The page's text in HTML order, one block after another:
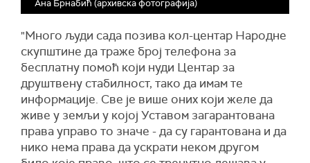
Ана Брнабић (архивска фотографија)
"Много људи сада позива кол-центар Народне
скупштине да траже број телефона за
бесплатну помоћ који нуди Центар за
друштвену стабилност, тако да имам те
информације. Све је више оних који желе да
живе у земљи у којој Уставом загарантована
права управо то значе - да су гарантована и да
нико нема права да ускрати неком другом